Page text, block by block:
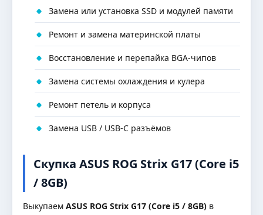
Замена или установка SSD и модулей памяти
Ремонт и замена материнской платы
Восстановление и перепайка BGA-чипов
Замена системы охлаждения и кулера
Ремонт петель и корпуса
Замена USB / USB-C разъёмов
Скупка ASUS ROG Strix G17 (Core i5
/ 8GB)
Выкупаем ASUS ROG Strix G17 (Core i5 / 8GB) в